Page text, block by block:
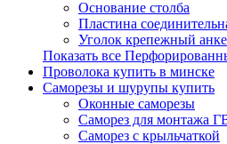
Основание столба
Пластина
Уголок крепежный
Показать все
Проволока купить в минске
Саморезы и шурупы купить
Оконные саморезы
Саморез для монтажа
Саморез с крыльчаткой